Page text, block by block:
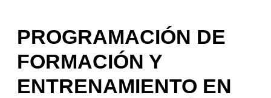
PROGRAMACIÓN DE
FORMACIÓN Y
ENTRENAMIENTO EN